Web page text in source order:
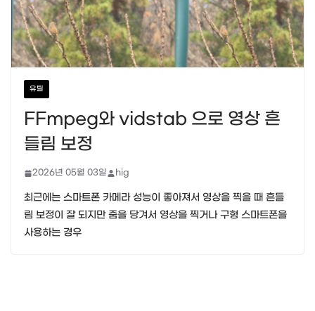
유틸
FFmpeg와 vidstab 으로 영상 흔
들림 보정
2026년 05월 03일 hig
최근에는 스마트폰 카메라 성능이 좋아져서 영상을 찍을 때 흔들
림 보정이 잘 되지만 줌을 당겨서 영상을 찍거나 구형 스마트폰을
사용하는 경우